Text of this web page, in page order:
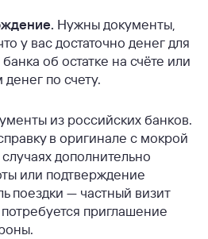
Нужны документы,
у вас достаточно денег для
об остатке на счёте или
по счету.
из российских банков.
в оригинале с мокрой
дополнительно
или подтверждение
поездки — частный визит
приглашение